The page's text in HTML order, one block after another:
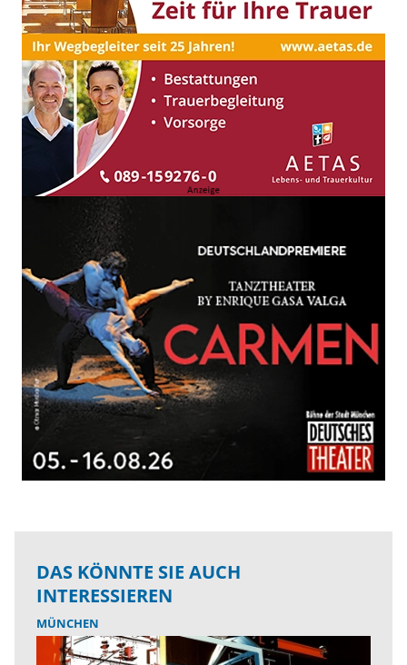
DAS KÖNNTE SIE AUCH
INTERESSIEREN
MÜNCHEN